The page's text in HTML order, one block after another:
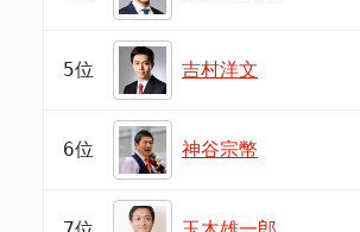
5位 吉村洋文
6位 神谷宗幣